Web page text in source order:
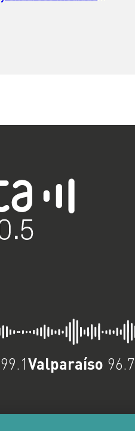
99.1Valparaíso 96.7